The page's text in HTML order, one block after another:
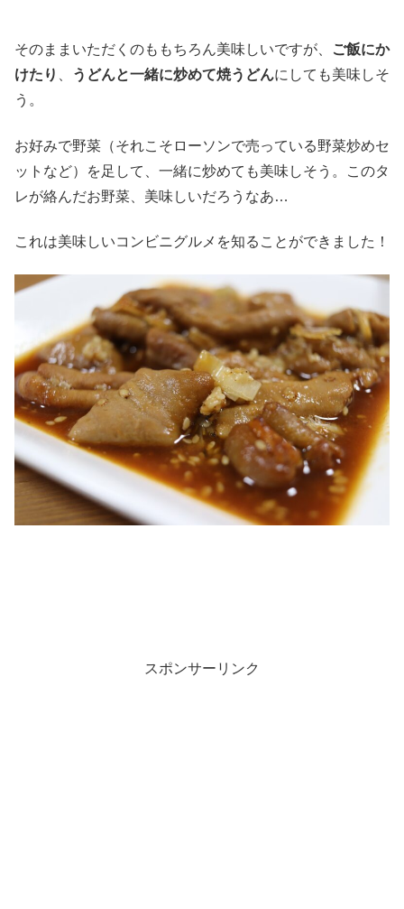
そのままいただくのももちろん美味しいですが、
ご飯にか
けたり
うどんと一緒に炒めて焼うどんにしても美味しそ
う。
お好みで野菜（それこそローソンで売っている野菜炒めセ
ットなど）を足して、一緒に炒めても美味しそう。このタ
レが絡んだお野菜、美味しいだろうなあ…
これは美味しいコンビニグルメを知ることができました！
スポンサーリンク